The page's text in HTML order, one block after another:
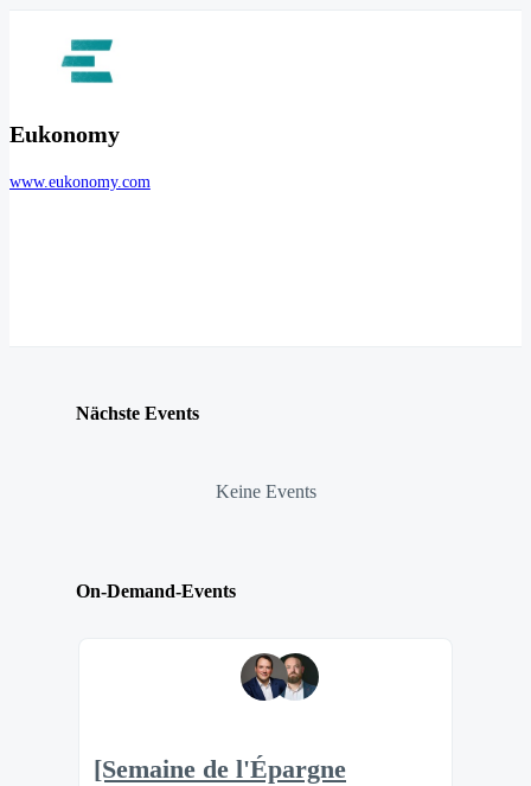
Eukonomy
www.eukonomy.com
Nächste Events
Keine Events
On-Demand-Events
[Semaine de l'Épargne